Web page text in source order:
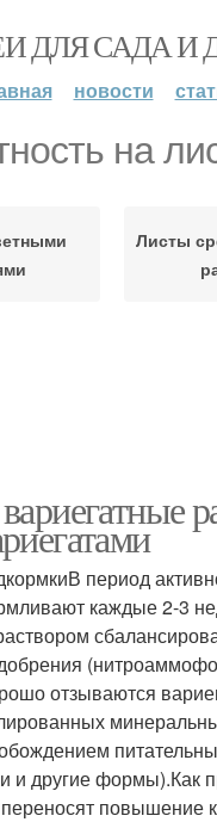
ДЛЯ САДА И
новости
на
Листы
период
каждые 2-3
отзываются
и другие формы).Как
повышение